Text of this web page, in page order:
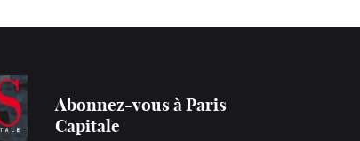
Abonnez-vous à Paris
Capitale